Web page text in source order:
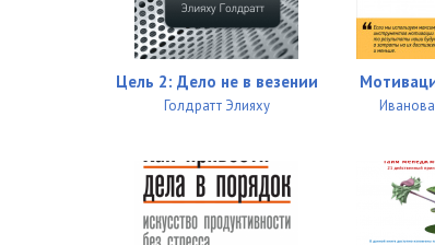
021_dud
022_dud
023_dud
025_dud
026_dud
Цель 2: Дело не в везении
Голдратт Элияху